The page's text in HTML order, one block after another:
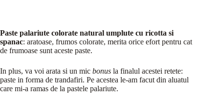
Paste palariute colorate natural umplute cu ricotta si
spanac: aratoase, frumos colorate, merita orice efort pentru cat
de frumoase sunt aceste paste.
In plus, va voi arata si un mic bonus la finalul acestei retete:
paste in forma de trandafiri. Pe acestea le-am facut din aluatul
care mi-a ramas de la pastele palariute.